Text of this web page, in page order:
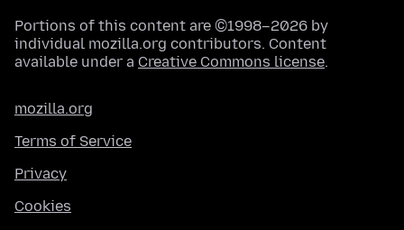
Portions of this content are ©1998–2026 by
individual mozilla.org contributors. Content
available under a Creative Commons license.
mozilla.org
Terms of Service
Privacy
Cookies